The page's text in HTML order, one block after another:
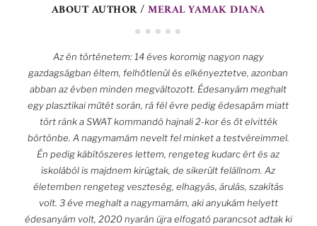
ABOUT AUTHOR /MERAL YAMAK DIANA
Az én történetem: 14 éves koromig nagyon nagy
gazdagságban éltem, felhőtlenül és elkényeztetve, azonban
abban az évben minden megváltozott. Édesanyám meghalt
egy plasztikai műtét során, rá fél évre pedig édesapám miatt
tört ránk a SWAT kommandó hajnali 2-kor és őt elvitték
börtönbe. A nagymamám nevelt fel minket a testvéreimmel.
Én pedig kábítószeres lettem, rengeteg kudarc ért és az
iskolából is majdnem kirúgtak, de sikerült felállnom. Az
életemben rengeteg veszteség, elhagyás, árulás, szakítás
volt. 3 éve meghalt a nagymamám, aki anyukám helyett
édesanyám volt, 2020 nyarán újra elfogató parancsot adtak ki